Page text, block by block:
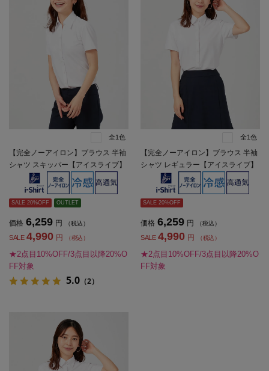
全1色
【完全ノーアイロン】ブラウス 半袖
シャツ スキッパー【アイスライブ】
冷感 吸汗速乾 白無地 i-shirt 春夏【レ
ディース】
SALE 20%OFF OUTLET
価格 6,259 円 （税込）
SALE 4,990 円 （税込）
★2点目10%OFF/3点目以降20%O
FF対象
5.0 （2）
全1色
【完全ノーアイロン】ブラウス 半袖
シャツ レギュラー【アイスライブ】
冷感 吸汗速乾 白無地 i-shirt 春夏【レ
ディース】
SALE 20%OFF
価格 6,259 円 （税込）
SALE 4,990 円 （税込）
★2点目10%OFF/3点目以降20%O
FF対象